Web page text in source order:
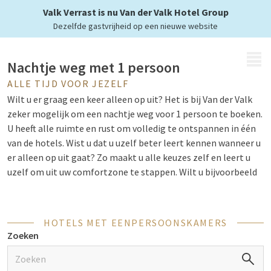
Valk Verrast is nu Van der Valk Hotel Group
Dezelfde gastvrijheid op een nieuwe website
dubbel genieten
Nachtje weg met 1 persoon
ALLE TIJD VOOR JEZELF
Wilt u er graag een keer alleen op uit? Het is bij Van der Valk
zeker mogelijk om een nachtje weg voor 1 persoon te boeken.
U heeft alle ruimte en rust om volledig te ontspannen in één
van de hotels. Wist u dat u uzelf beter leert kennen wanneer u
er alleen op uit gaat? Zo maakt u alle keuzes zelf en leert u
uzelf om uit uw comfortzone te stappen. Wilt u bijvoorbeeld
voor 1 persoon.
HOTELS MET EENPERSOONSKAMERS
Zoeken